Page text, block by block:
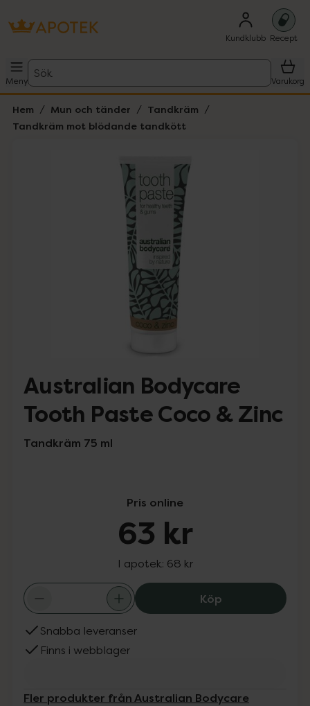
Kundklubb Recept
Meny
Sök
Varukorg
Hem Mun och tänder
Tandkräm
Tandkräm mot blödande tandkött
Lista: . Innehåller 1 objekt.
Australian Bodycare
Tooth Paste Coco & Zinc
Tandkräm 75 ml
Pris online
63 kr
I apotek: 68 kr
KöpAustralian
Snabba leveranser
Finns i webblager
Fler produkter från Australian Bodycare